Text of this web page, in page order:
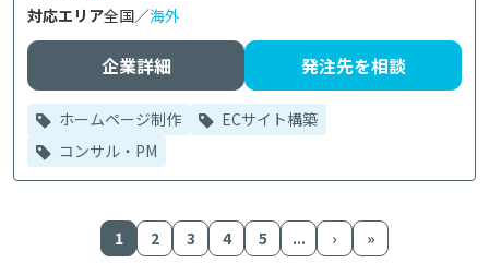
対応エリア全国／海外
企業詳細 発注先を相談
ホームページ制作
ECサイト構築
コンサル・PM
1 2 3 4 5 ... › »